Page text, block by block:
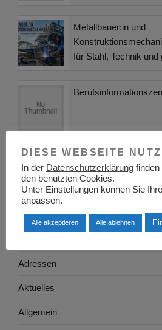
Metallbauer:in und
für Stahl, Technik
Pädagogische
Gewaltprävention:
Wirksamkeit
KATEGORIEN
Adressen
Aktuelles
Allgemein
DIESE WEBSEITE
In der Datenschutzerklärung finden
den benutzten Cookies.
Unter Einstellungen können Sie
anpassen.
Alle akzeptieren Alle ablehnen